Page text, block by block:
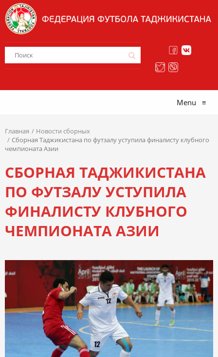
Menu ≡
Главная
Новости сборных
Сборная Таджикистана по футзалу уступила финалисту клубного
чемпионата Азии
СБОРНАЯ ТАДЖИКИСТАНА
ПО ФУТЗАЛУ УСТУПИЛА
ФИНАЛИСТУ КЛУБНОГО
ЧЕМПИОНАТА АЗИИ